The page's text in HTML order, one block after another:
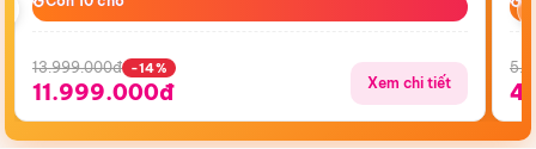
13.999.000đ -14%
11.999.000đ Xem chi tiết